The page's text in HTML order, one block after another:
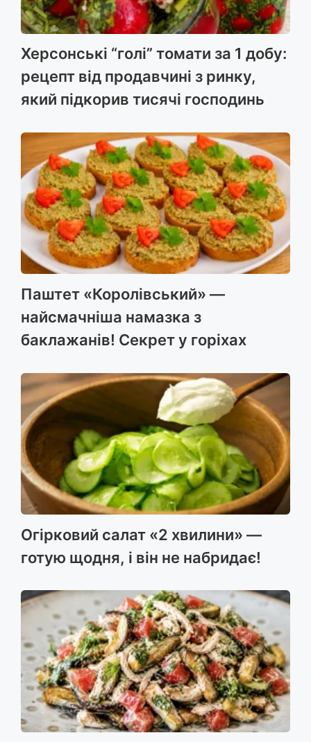
Херсонські “голі” томати за 1 добу:
рецепт від продавчині з ринку,
який підкорив тисячі господинь
Паштет «Королівський» —
найсмачніша намазка з
баклажанів! Секрет у горіхах
Огірковий салат «2 хвилини» —
готую щодня, і він не набридає!